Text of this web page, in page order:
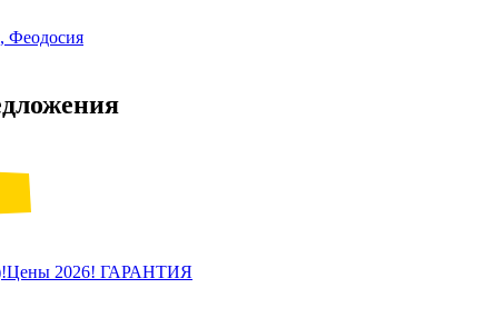
Феодосия
2026! ГАРАНТИЯ